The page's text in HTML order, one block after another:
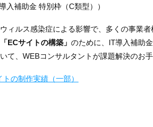
入補助金 特別枠（C類型））
ィルス感染症による影響で、多くの事業
「ECサイトの構築」 のために、IT導入補助
て、WEBコンサルタントが課題解決のお手
の制作実績（一部）